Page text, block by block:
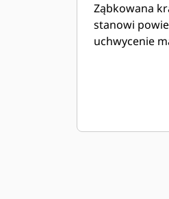
Ząbkowana
stanowi
uchwycenie